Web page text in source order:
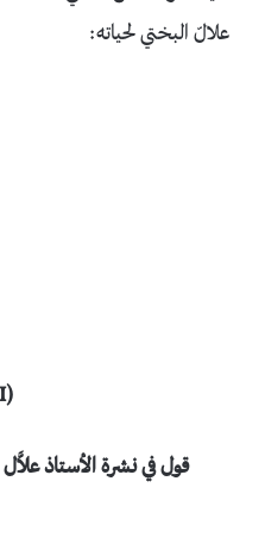
علالّ البختي لحياته:
(
قول في نشرة الأستاذ